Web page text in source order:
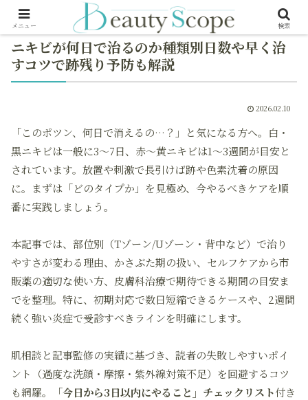
ニキビが何日で治るのか種類別日数や早く治
すコツで跡残り予防も解説
2026.02.10
「このポツン、何日で消えるの…？」と気になる方へ。白・
黒ニキビは一般に3〜7日、赤〜黄ニキビは1〜3週間が目安と
されています。放置や刺激で長引けば跡や色素沈着の原因
に。まずは「どのタイプか」を見極め、今やるべきケアを順
番に実践しましょう。
本記事では、部位別（Tゾーン/Uゾーン・背中など）で治り
やすさが変わる理由、かさぶた期の扱い、セルフケアから市
販薬の適切な使い方、皮膚科治療で期待できる期間の目安ま
でを整理。特に、初期対応で数日短縮できるケースや、2週間
続く強い炎症で受診すべきラインを明確にします。
肌相談と記事監修の実績に基づき、読者の失敗しやすいポイ
ント（過度な洗顔・摩擦・紫外線対策不足）を回避するコツ
も網羅。
「今日から3日以内にやること」チェックリスト付き
メニュー 検索